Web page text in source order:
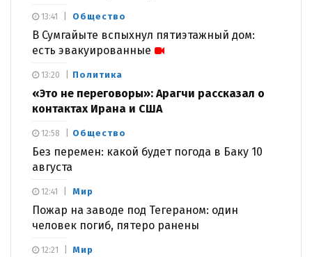
Общество
В Сумгайыте вспыхнул пятиэтажный дом:
есть эвакуированные
13:41
Политика
«Это не переговоры»: Арагчи рассказал о
контактах Ирана и США
13:20
Общество
Без перемен: какой будет погода в Баку 10
августа
12:58
Мир
Пожар на заводе под Тегераном: один
человек погиб, пятеро ранены
12:41
Мир
12:21